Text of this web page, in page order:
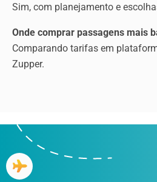
Sim, com planejamento e
Onde comprar passagens mais
Comparando tarifas em
Zupper.